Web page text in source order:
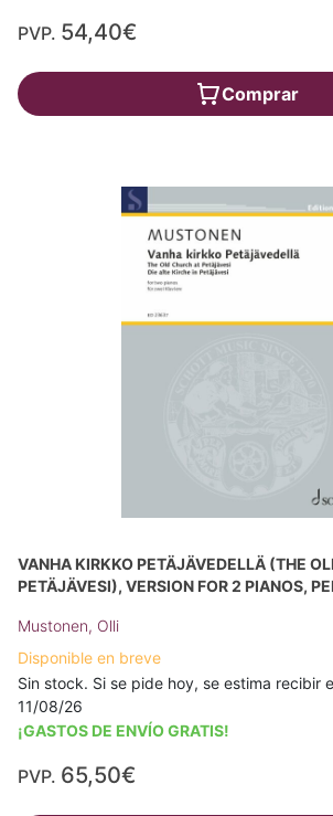
PVP. 54,40€
Comprar
VANHA KIRKKO PETÄJÄVEDELLÄ (THE
PETÄJÄVESI), VERSION FOR 2 PIANOS,
Mustonen, Olli
Disponible en breve
Sin stock. Si se pide hoy, se estima recibir
11/08/26
¡GASTOS DE ENVÍO GRATIS!
PVP. 65,50€